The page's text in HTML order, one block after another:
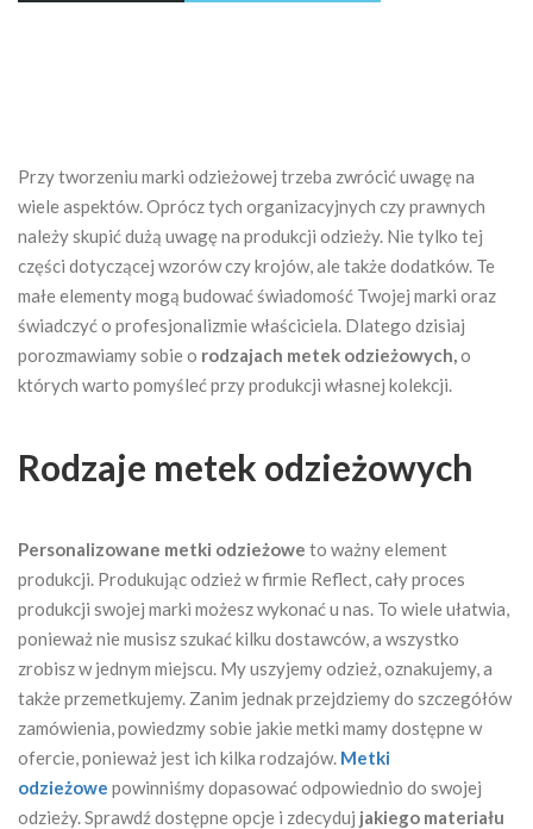
Przy tworzeniu marki odzieżowej trzeba zwrócić uwagę na
wiele aspektów. Oprócz tych organizacyjnych czy prawnych
należy skupić dużą uwagę na produkcji odzieży. Nie tylko tej
części dotyczącej wzorów czy krojów, ale także dodatków. Te
małe elementy mogą budować świadomość Twojej marki oraz
świadczyć o profesjonalizmie właściciela. Dlatego dzisiaj
porozmawiamy sobie o rodzajach metek odzieżowych,o
których warto pomyśleć przy produkcji własnej kolekcji.
Rodzaje metek odzieżowych
Personalizowane metki odzieżowe to ważny element
produkcji. Produkując odzież w firmie Reflect, cały proces
produkcji swojej marki możesz wykonać u nas. To wiele ułatwia,
ponieważ nie musisz szukać kilku dostawców, a wszystko
zrobisz w jednym miejscu. My uszyjemy odzież, oznakujemy, a
także przemetkujemy. Zanim jednak przejdziemy do szczegółów
zamówienia, powiedzmy sobie jakie metki mamy dostępne w
ofercie, ponieważ jest ich kilka rodzajów. Metki
odzieżowe powinniśmy dopasować odpowiednio do swojej
odzieży. Sprawdź dostępne opcje i zdecyduj jakiego materiału